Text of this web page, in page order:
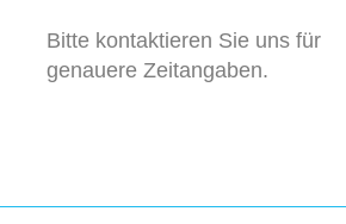
Bitte kontaktieren Sie uns für
genauere Zeitangaben.